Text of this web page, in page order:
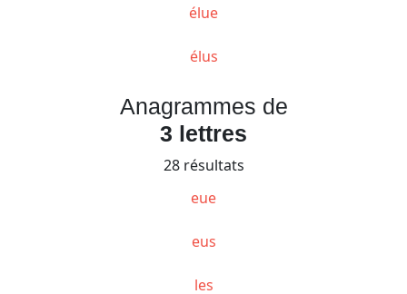
élue
élus
Anagrammes de
3 lettres
28 résultats
eue
eus
les